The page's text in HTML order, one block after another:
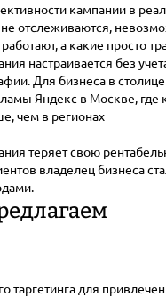
кампании в
отслеживаются,
а какие просто
настраивается без
Для бизнеса в
Яндекс в Москве, где
чем в регионах
теряет свою
владелец бизнеса
таргетинга для